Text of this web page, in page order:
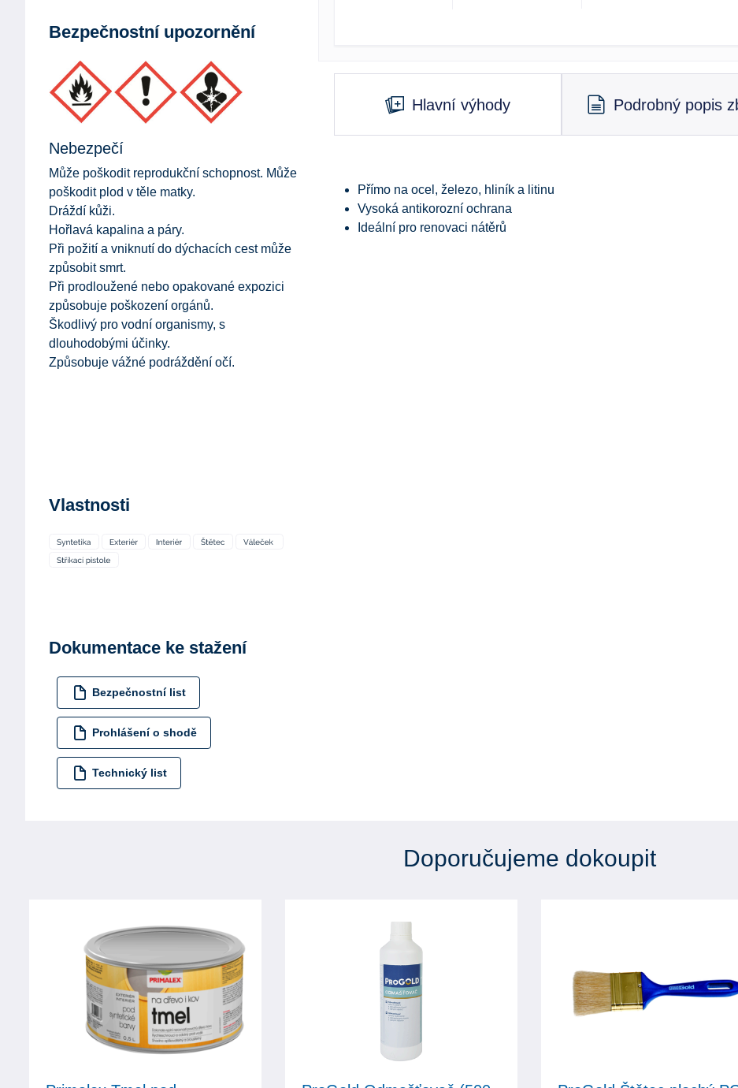
Bezpečnostní upozornění
Nebezpečí
Může poškodit reprodukční schopnost. Může
poškodit plod v těle matky.
Dráždí kůži.
Hořlavá kapalina a páry.
Při požití a vniknutí do dýchacích cest může
způsobit smrt.
Při prodloužené nebo opakované expozici
způsobuje poškození orgánů.
Škodlivý pro vodní organismy, s
dlouhodobými účinky.
Způsobuje vážné podráždění očí.
Vlastnosti
Dokumentace ke stažení
Bezpečnostní list
Prohlášení o shodě
Technický list
Hlavní výhody Podrobný popis
Přímo na ocel, železo, hliník a litinu
Vysoká antikorozní ochrana
Ideální pro renovaci nátěrů
Doporučujeme dokoupit